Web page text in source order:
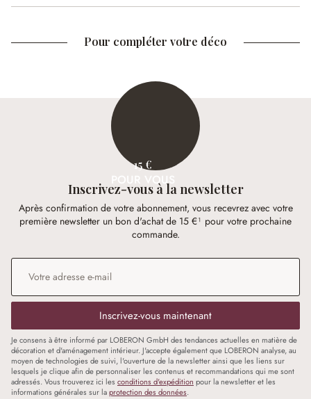
Pour compléter votre déco
15 €
POUR VOUS
Inscrivez-vous à la newsletter
Après confirmation de votre abonnement, vous recevrez avec votre
première newsletter un bon d'achat de 15 €¹ pour votre prochaine
commande.
Adresse e-mail
Inscrivez-vous maintenant
Je consens à être informé par LOBERON GmbH des tendances actuelles en matière de
décoration et d'aménagement intérieur. J'accepte également que LOBERON analyse, au
moyen de technologies de suivi, l'ouverture de la newsletter ainsi que les liens sur
lesquels je clique afin de personnaliser les contenus et recommandations qui me sont
adressés. Vous trouverez ici les conditions d'expédition pour la newsletter et les
informations générales sur laprotection des données.